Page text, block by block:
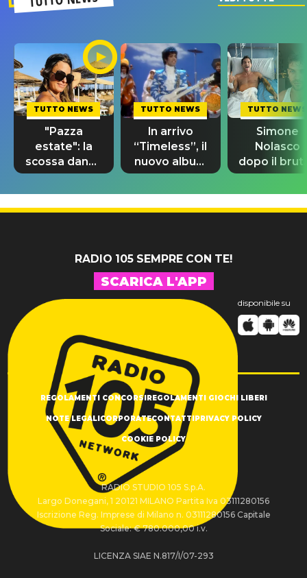
TUTTO NEWS
"Pazza
estate": la
scossa dance
di Sara
Tommasi
TUTTO NEWS
In arrivo
“Timeless”, il
nuovo album
di Prince con
10 brani
inediti
TUTTO NEWS
Simone
Nolasco
dopo il
incidente:
"Sono così
grato alla
RADIO 105 SEMPRE CON TE!
SCARICA L'APP
disponibile su
REGOLAMENTI CONCORSIREGOLAMENTI GIOCHI LIBERI
NOTE LEGALICORPORATECONTATTIPRIVACY POLICY
COOKIE POLICY
RADIO STUDIO 105 S.p.A.
Largo Donegani, 1 20121 MILANO Partita Iva 03111280156
Iscrizione Reg. Imprese di Milano n. 03111280156 Capitale
Sociale: € 780.000,00 i.v.
LICENZA SIAE N.817/I/07-293